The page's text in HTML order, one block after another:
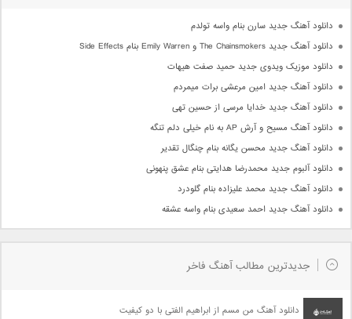
دانلود آهنگ جدید سارن بنام واسه تولدم
دانلود آهنگ جدید The Chainsmokers و Emily Warren بنام Side Effects
دانلود موزیک ویدوی جدید حمید صفت هیهات
دانلود آهنگ جدید امین مرعشی برات میمردم
دانلود آهنگ جدید خدایا مرسی از حسین تهی
دانلود آهنگ مسیح و آرش AP به نام خیلی دلم تنگه
دانلود آهنگ جدید محسن یگانه بنام چنگال تقدیر
دانلود آلبوم جدید محمدرضا هدایتی بنام عشق پنهونی
دانلود آهنگ جدید محمد علیزاده بنام گلودرد
دانلود آهنگ جدید احمد سعیدی بنام واسه عشقه
جدیدترین مطالب آهنگ فاخر
دانلود آهنگ من مسم از ابراهیم الفتی با دو کیفیت